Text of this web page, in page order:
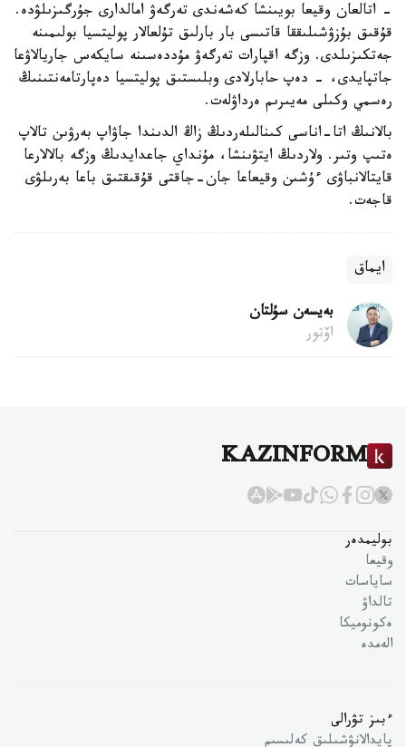
- اتالعان وقيعا بويىنشا كەشەندى تەرگەۋ امالدارى جۇرگىزىلۋدە.
قۇقىق بۇزۋشىلىققا قاتىسى بار بارلىق تۇلعالار پوليتسيا بولىمىنە
جەتكىزىلدى. وزگە اقپارات تەرگەۋ مۇددەسىنە سايكەس جاريالاۋعا
جاتپايدى، - دەپ حابارلادى وبلىستىق پوليتسيا دەپارتامەنتىنىڭ
رەسمي وكىلى مەيىرىم ەرداۋلەت.
بالانىڭ اتا-اناسى كىنالىلەردىڭ زاڭ الدىندا جاۋاپ بەرۋىن تالاپ
ەتىپ وتىر. ولاردىڭ ايتۋىنشا، مۇنداي جاعدايدىڭ وزگە بالالارعا
قايتالانباۋى ءۇشىن وقيعاعا جان-جاقتى قۇقىقتىق باعا بەرىلۋى
قاجەت.
ايماق
بەيسەن سۇلتان
اۆتور
KAZINFORM
بوليمدەر
وقيعا
ساياسات
تالداۋ
ەكونوميكا
الەمدە
ءبىز تۋرالى
پايدالانۋشىلىق كەلىسىم